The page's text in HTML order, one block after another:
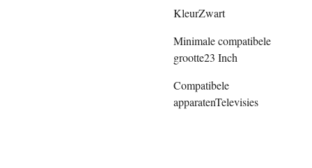
KleurZwart
Minimale compatibele
grootte23 Inch
Compatibele
apparatenTelevisies